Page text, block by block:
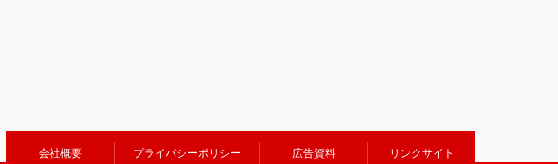
会社概要 プライバシーポリシー 広告資料 リンクサイト